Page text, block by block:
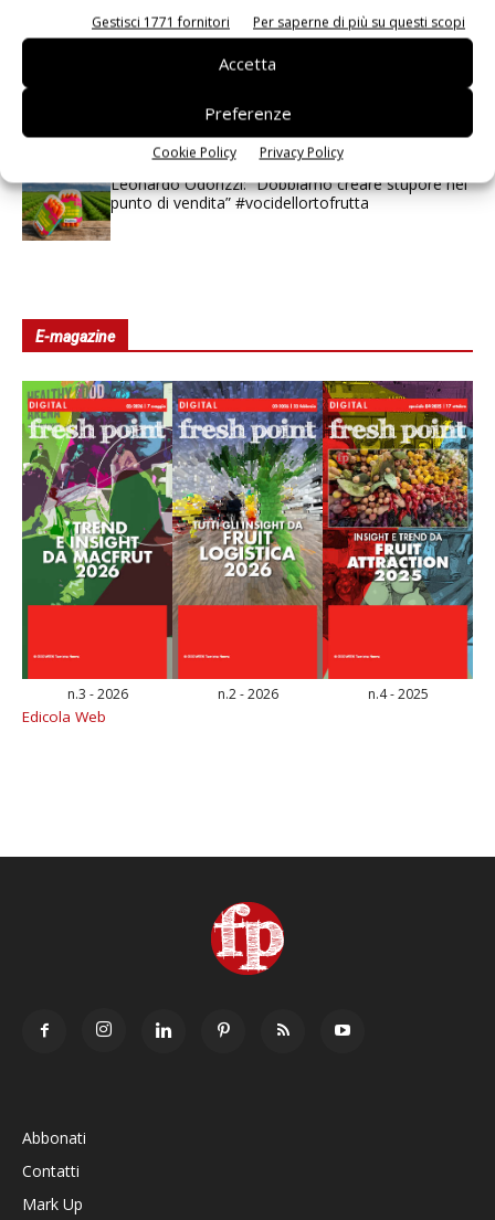
Gestisci 1771 fornitori Per saperne di più su questi scopi
Accetta
Preferenze
Cookie Policy Privacy Policy
L’ortofrutta di Extra Supermercati tra localismo e
Ai #Repartofresh
Andamento prezzi ortofrutta in Italia al 27 luglio
Leonardo Odorizzi: “Dobbiamo creare stupore nel
punto di vendita” #vocidellortofrutta
E-magazine
n.3 - 2026 n.2 - 2026 n.4 - 2025
Edicola Web
Abbonati
Contatti
Mark Up